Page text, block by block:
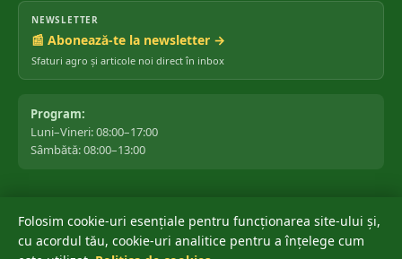
NEWSLETTER
📰 Abonează-te la newsletter →
Sfaturi agro și articole noi direct în inbox
Program:
Luni–Vineri: 08:00–17:00
Sâmbătă: 08:00–13:00
2026 ROfert România SRL.Toate drepturile rezervate.
Marca ROfert® este înregistrată oficial la OSIM ✔ · Depusă: 04 iunie
Folosim cookie-uri esențiale pentru funcționarea site-ului și,
cu acordul tău, cookie-uri analitice pentru a înțelege cum